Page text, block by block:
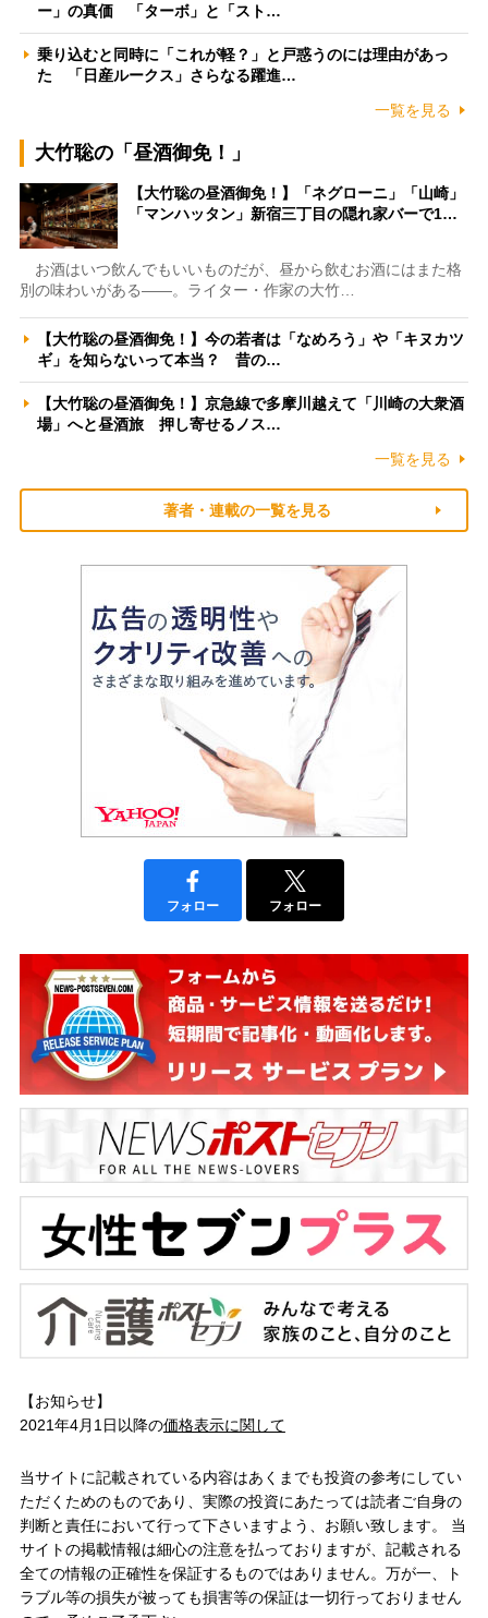
ー」の真価 「ターボ」と「スト…
乗り込むと同時に「これが軽？」と戸惑うのには理由があっ
た 「日産ルークス」さらなる躍進…
一覧を見る
大竹聡の「昼酒御免！」
【大竹聡の昼酒御免！】「ネグローニ」「山崎」
「マンハッタン」新宿三丁目の隠れ家バーで1…
お酒はいつ飲んでもいいものだが、昼から飲むお酒にはまた格
別の味わいがある――。ライター・作家の大竹…
【大竹聡の昼酒御免！】今の若者は「なめろう」や「キヌカツ
ギ」を知らないって本当？ 昔の…
【大竹聡の昼酒御免！】京急線で多摩川越えて「川崎の大衆酒
場」へと昼酒旅 押し寄せるノス…
一覧を見る
著者・連載の一覧を見る
フォロー フォロー
【お知らせ】
2021年4月1日以降の価格表示に関して
当サイトに記載されている内容はあくまでも投資の参考にしてい
ただくためのものであり、実際の投資にあたっては読者ご自身の
判断と責任において行って下さいますよう、お願い致します。 当
サイトの掲載情報は細心の注意を払っておりますが、記載される
全ての情報の正確性を保証するものではありません。万が一、ト
ラブル等の損失が被っても損害等の保証は一切行っておりません